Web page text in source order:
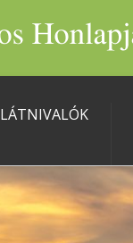
LÁTNIVALÓK